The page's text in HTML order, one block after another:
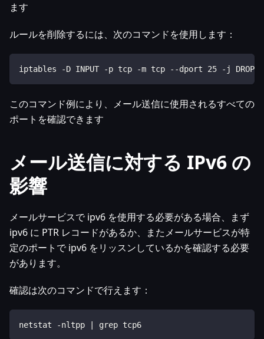
ます
ルールを削除するには、次のコマンドを使用します：
iptables -D INPUT -p tcp -m tcp --dport 25 -j DROP
このコマンド例により、メール送信に使用されるすべての
ポートを確認できます
メール送信に対する IPv6 の
影響
メールサービスで ipv6 を使用する必要がある場合、まず
ipv6 に PTR レコードがあるか、またメールサービスが特
定のポートで ipv6 をリッスンしているかを確認する必要
があります。
確認は次のコマンドで行えます：
netstat -nltpp | grep tcp6